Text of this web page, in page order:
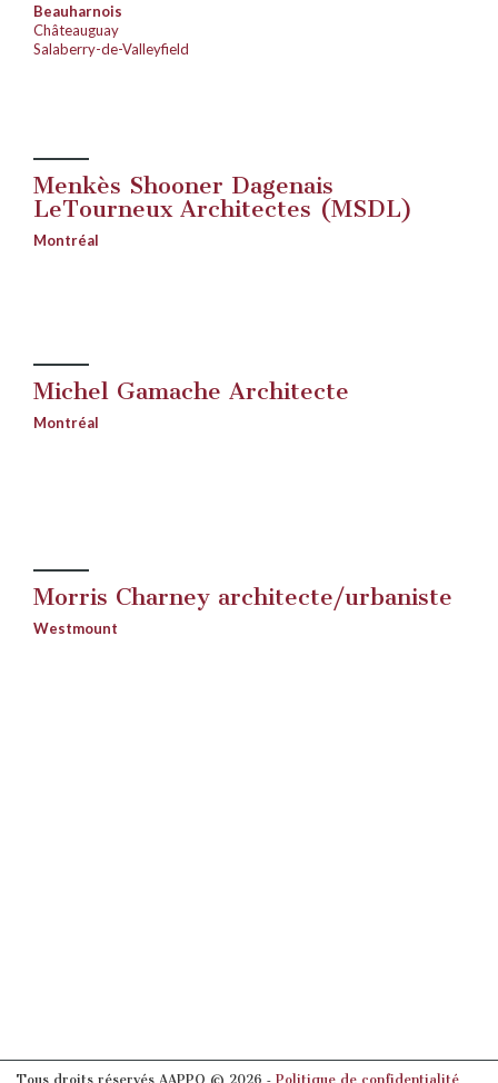
Beauharnois
Châteauguay
Salaberry-de-Valleyfield
Menkès Shooner Dagenais
LeTourneux Architectes (MSDL)
Montréal
Michel Gamache Architecte
Montréal
Morris Charney architecte/urbaniste
Westmount
Tous droits réservés AAPPQ © 2026 ‐ Politique de confidentialité